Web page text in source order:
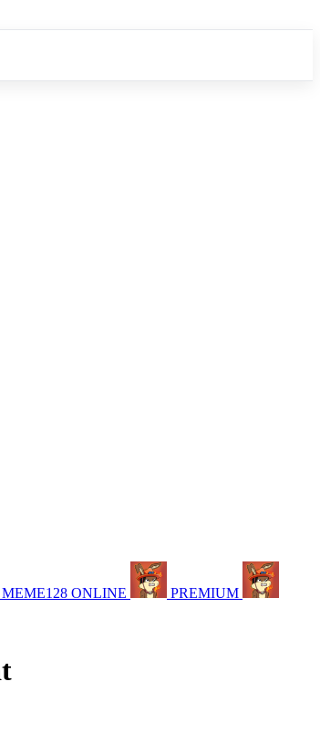
MEME128 ONLINE
PREMIUM